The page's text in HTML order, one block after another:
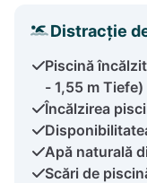
Distracție
Piscină
- 1,55 m Tiefe)
Încălzirea
Apă naturală
Scări de